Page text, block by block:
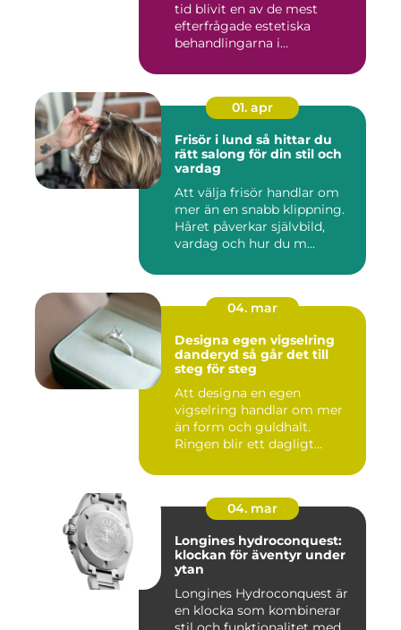
tid blivit en av de mest
efterfrågade estetiska
behandlingarna i
01. apr
Frisör i lund så hittar du
rätt salong för din stil och
vardag
Att välja frisör handlar om
mer än en snabb klippning.
Håret påverkar självbild,
vardag och hur du m...
04. mar
Designa egen vigselring
danderyd så går det till
steg för steg
Att designa en egen
vigselring handlar om mer
än form och guldhalt.
Ringen blir ett dagligt
04. mar
Longines hydroconquest:
klockan för äventyr under
ytan
Longines Hydroconquest är
en klocka som kombinerar